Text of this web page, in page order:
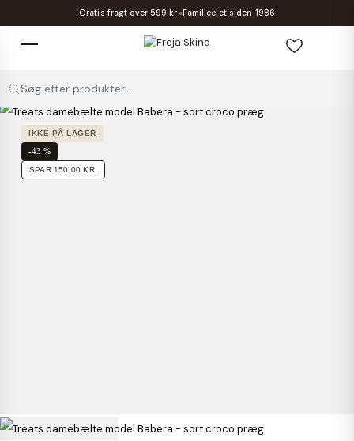
Gratis fragt over 599 kr. Familieejet siden 1986
Søg efter produkter...
-43 %
IKKE PÅ LAGER
SPAR 150,00 KR.